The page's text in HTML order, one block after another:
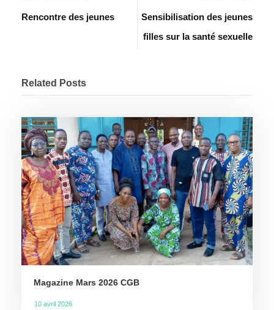
Rencontre des jeunes
Sensibilisation des jeunes
filles sur la santé sexuelle
Related Posts
Magazine Mars 2026 CGB
10 avril 2026